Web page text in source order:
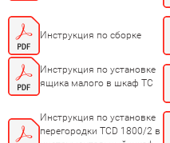
Инструкция по сборке
Инструкция по установке
ящика малого в шкаф TC
Инструкция по установке
перегородки TCD 1800/2 в